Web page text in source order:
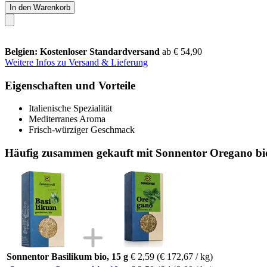
In den Warenkorb
Belgien: Kostenloser Standardversand ab € 54,90
Weitere Infos zu Versand & Lieferung
Eigenschaften und Vorteile
Italienische Spezialität
Mediterranes Aroma
Frisch-würziger Geschmack
Häufig zusammen gekauft mit Sonnentor Oregano
Sonnentor Basilikum bio, 15 g € 2,59 (€ 172,67 / kg)